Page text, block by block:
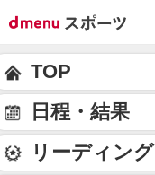
TOP
日程・結果
リーディング